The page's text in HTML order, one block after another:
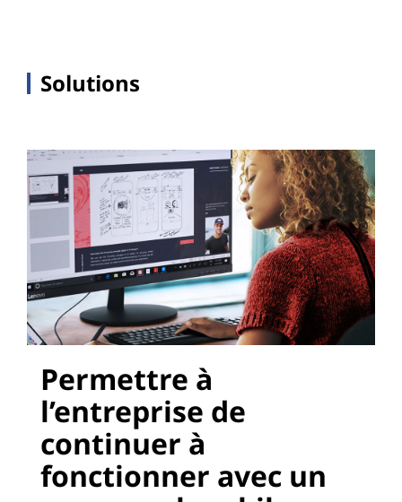
Solutions
Permettre à
l’entreprise de
continuer à
fonctionner avec un